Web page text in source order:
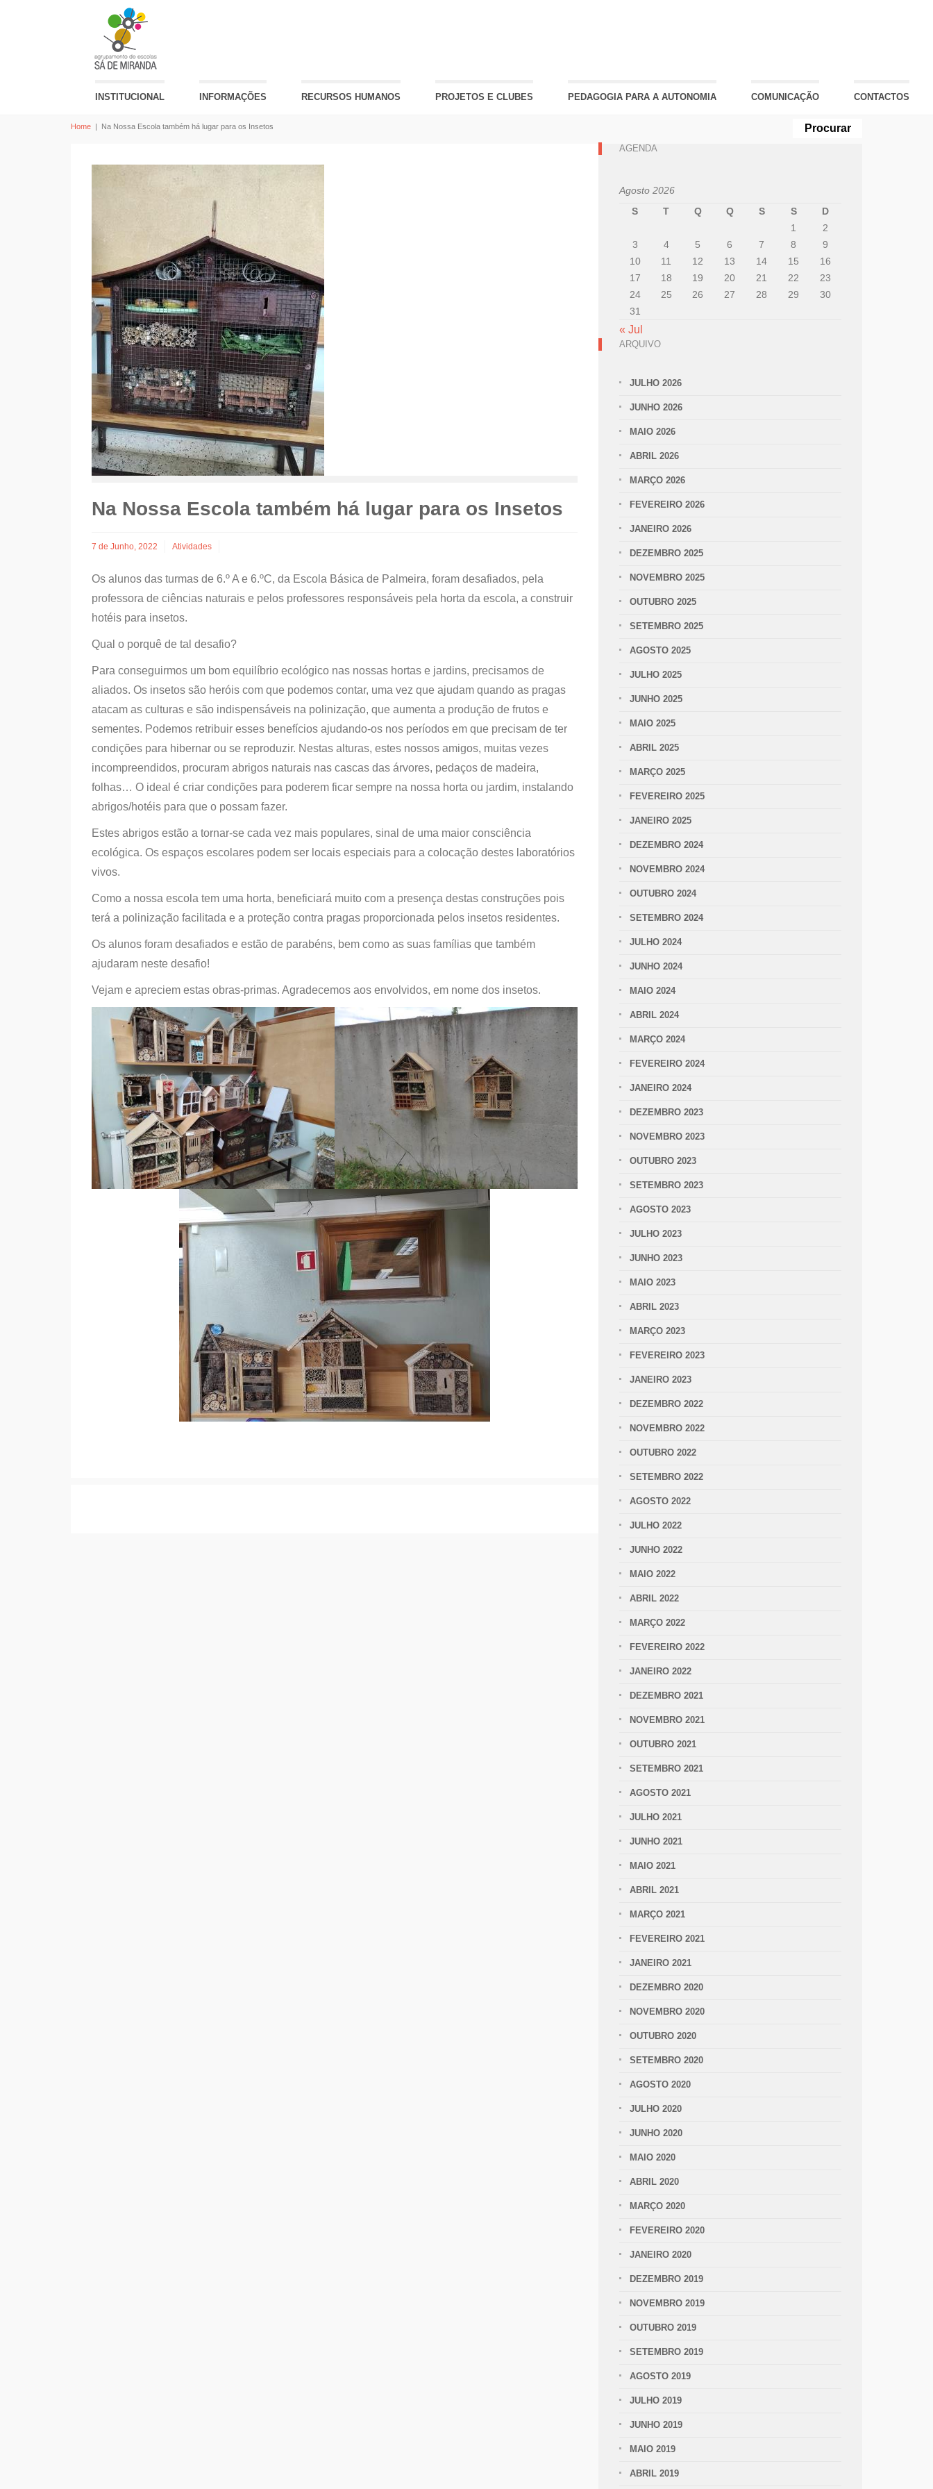
INSTITUCIONAL INFORMAÇÕES RECURSOS HUMANOS PROJETOS E CLUBES PEDAGOGIA PARA A AUTONOMIA COMUNICAÇÃO CONTACTOS
Home | Na Nossa Escola também há lugar para os Insetos
Na Nossa Escola também há lugar para os Insetos
7 de Junho, 2022 Atividades
Os alunos das turmas de 6.º A e 6.ºC, da Escola Básica de Palmeira, foram desafiados, pela
professora de ciências naturais e pelos professores responsáveis pela horta da escola, a construir
hotéis para insetos.
Qual o porquê de tal desafio?
Para conseguirmos um bom equilíbrio ecológico nas nossas hortas e jardins, precisamos de
aliados. Os insetos são heróis com que podemos contar, uma vez que ajudam quando as pragas
atacam as culturas e são indispensáveis na polinização, que aumenta a produção de frutos e
sementes. Podemos retribuir esses benefícios ajudando-os nos períodos em que precisam de ter
condições para hibernar ou se reproduzir. Nestas alturas, estes nossos amigos, muitas vezes
incompreendidos, procuram abrigos naturais nas cascas das árvores, pedaços de madeira,
folhas… O ideal é criar condições para poderem ficar sempre na nossa horta ou jardim, instalando
abrigos/hotéis para que o possam fazer.
Estes abrigos estão a tornar-se cada vez mais populares, sinal de uma maior consciência
ecológica. Os espaços escolares podem ser locais especiais para a colocação destes laboratórios
vivos.
Como a nossa escola tem uma horta, beneficiará muito com a presença destas construções pois
terá a polinização facilitada e a proteção contra pragas proporcionada pelos insetos residentes.
Os alunos foram desafiados e estão de parabéns, bem como as suas famílias que também
ajudaram neste desafio!
Vejam e apreciem estas obras-primas. Agradecemos aos envolvidos, em nome dos insetos.
AGENDA
Agosto 2026
S
T Q Q S S
D
1
2
3
4 5 6 7 8
9
10
11 12 13 14 15
16
17
18 19 20 21 22
23
24
25 26 27 28 29
30
31
« Jul
ARQUIVO
JULHO 2026
JUNHO 2026
MAIO 2026
ABRIL 2026
MARÇO 2026
FEVEREIRO 2026
JANEIRO 2026
DEZEMBRO 2025
NOVEMBRO 2025
OUTUBRO 2025
SETEMBRO 2025
AGOSTO 2025
JULHO 2025
JUNHO 2025
MAIO 2025
ABRIL 2025
MARÇO 2025
FEVEREIRO 2025
JANEIRO 2025
DEZEMBRO 2024
NOVEMBRO 2024
OUTUBRO 2024
SETEMBRO 2024
JULHO 2024
JUNHO 2024
MAIO 2024
ABRIL 2024
MARÇO 2024
FEVEREIRO 2024
JANEIRO 2024
DEZEMBRO 2023
NOVEMBRO 2023
OUTUBRO 2023
SETEMBRO 2023
AGOSTO 2023
JULHO 2023
JUNHO 2023
MAIO 2023
ABRIL 2023
MARÇO 2023
FEVEREIRO 2023
JANEIRO 2023
DEZEMBRO 2022
NOVEMBRO 2022
OUTUBRO 2022
SETEMBRO 2022
AGOSTO 2022
JULHO 2022
JUNHO 2022
MAIO 2022
ABRIL 2022
MARÇO 2022
FEVEREIRO 2022
JANEIRO 2022
DEZEMBRO 2021
NOVEMBRO 2021
OUTUBRO 2021
SETEMBRO 2021
AGOSTO 2021
JULHO 2021
JUNHO 2021
MAIO 2021
ABRIL 2021
MARÇO 2021
FEVEREIRO 2021
JANEIRO 2021
DEZEMBRO 2020
NOVEMBRO 2020
OUTUBRO 2020
SETEMBRO 2020
AGOSTO 2020
JULHO 2020
JUNHO 2020
MAIO 2020
ABRIL 2020
MARÇO 2020
FEVEREIRO 2020
JANEIRO 2020
DEZEMBRO 2019
NOVEMBRO 2019
OUTUBRO 2019
SETEMBRO 2019
AGOSTO 2019
JULHO 2019
JUNHO 2019
MAIO 2019
ABRIL 2019